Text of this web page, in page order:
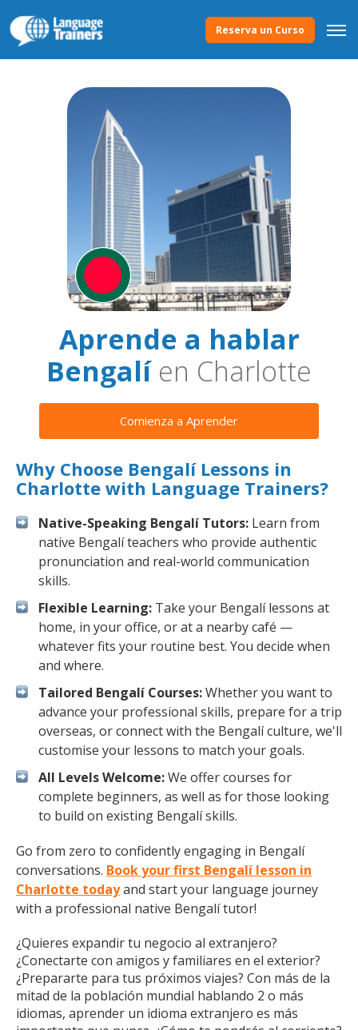
Reserva un Curso
Aprende a hablar
Bengalíen Charlotte
Comienza a Aprender
Why Choose Bengalí Lessons in
Charlotte with Language Trainers?
Native-Speaking Bengalí Tutors: Learn from
native Bengalí teachers who provide authentic
pronunciation and real-world communication
skills.
Flexible Learning: Take your Bengalí lessons at
home, in your office, or at a nearby café —
whatever fits your routine best. You decide when
and where.
Tailored Bengalí Courses:Whether you want to
advance your professional skills, prepare for a trip
overseas, or connect with the Bengalí culture, we'll
customise your lessons to match your goals.
All Levels Welcome:We offer courses for
complete beginners, as well as for those looking
to build on existing Bengalí skills.
Go from zero to confidently engaging in Bengalí
conversations. Book your first Bengalí lesson in
Charlotte todayand start your language journey
with a professional native Bengalí tutor!
¿Quieres expandir tu negocio al extranjero?
¿Conectarte con amigos y familiares en el exterior?
¿Prepararte para tus próximos viajes? Con más de la
mitad de la población mundial hablando 2 o más
idiomas, aprender un idioma extranjero es más